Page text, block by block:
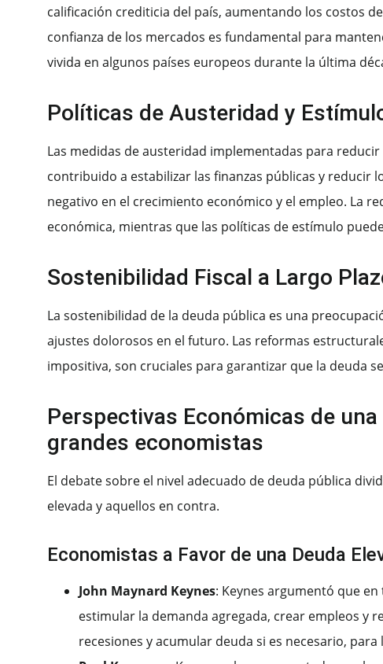
calificación crediticia del país, aumentando los costos
confianza de los mercados es fundamental para
vivida en algunos países europeos durante la última
Políticas de Austeridad y
Las medidas de austeridad implementadas para
contribuido a estabilizar las finanzas públicas y reducir
negativo en el crecimiento económico y el empleo. La
económica, mientras que las políticas de estímulo
Sostenibilidad Fiscal a Largo
La sostenibilidad de la deuda pública es una
ajustes dolorosos en el futuro. Las reformas
impositiva, son cruciales para garantizar que la deuda
Perspectivas Económicas de
grandes economistas
El debate sobre el nivel adecuado de deuda pública
elevada y aquellos en contra.
Economistas a Favor de una Deuda
John Maynard Keynes: Keynes argumentó que
estimular la demanda agregada, crear empleos y
recesiones y acumular deuda si es necesario,